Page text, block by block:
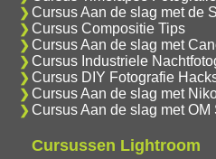
Cursus Aan de slag met de
Cursus Compositie Tips
Cursus Aan de slag met
Cursus Industriele
Cursus DIY Fotografie
Cursus Aan de slag met
Cursus Aan de slag met OM
Cursussen Lightroom